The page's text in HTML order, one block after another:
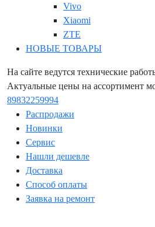
Vivo
Xiaomi
ZTE
НОВЫЕ ТОВАРЫ
На сайте ведутся технические
Актуальные цены на ассортимент
89832259994
Распродажи
Новинки
Сервис
Нашли дешевле
Доставка
Способ оплаты
Заявка на ремонт